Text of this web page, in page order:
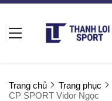
Trang chủ Trang phục
CP SPORT Vidor Ngọc